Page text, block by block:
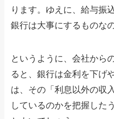
ります。ゆえに、給与振
銀行は大事にするものな
というように、会社から
ると、銀行は金利を下げ
は、その「利息以外の収
しているのかを把握した